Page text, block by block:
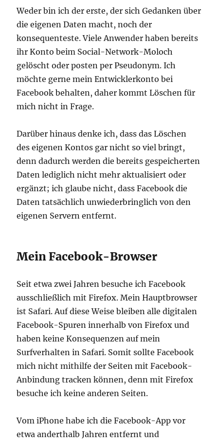
Weder bin ich der erste, der sich Gedanken über
die eigenen Daten macht, noch der
konsequenteste. Viele Anwender haben bereits
ihr Konto beim Social-Network-Moloch
gelöscht oder posten per Pseudonym. Ich
möchte gerne mein Entwicklerkonto bei
Facebook behalten, daher kommt Löschen für
mich nicht in Frage.
Darüber hinaus denke ich, dass das Löschen
des eigenen Kontos gar nicht so viel bringt,
denn dadurch werden die bereits gespeicherten
Daten lediglich nicht mehr aktualisiert oder
ergänzt; ich glaube nicht, dass Facebook die
Daten tatsächlich unwiederbringlich von den
eigenen Servern entfernt.
Mein Facebook-Browser
Seit etwa zwei Jahren besuche ich Facebook
ausschließlich mit Firefox. Mein Hauptbrowser
ist Safari. Auf diese Weise bleiben alle digitalen
Facebook-Spuren innerhalb von Firefox und
haben keine Konsequenzen auf mein
Surfverhalten in Safari. Somit sollte Facebook
mich nicht mithilfe der Seiten mit Facebook-
Anbindung tracken können, denn mit Firefox
besuche ich keine anderen Seiten.
Vom iPhone habe ich die Facebook-App vor
etwa anderthalb Jahren entfernt und